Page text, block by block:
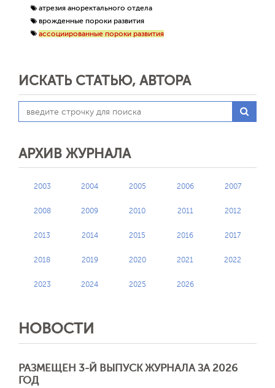
атрезия аноректального отдела
врожденные пороки развития
ассоциированные пороки развития
ИСКАТЬ СТАТЬЮ, АВТОРА
АРХИВ ЖУРНАЛА
2003 2004 2005 2006 2007
2008 2009 2010 2011 2012
2013 2014 2015 2016 2017
2018 2019 2020 2021 2022
2023 2024 2025 2026
НОВОСТИ
РАЗМЕЩЕН 3-Й ВЫПУСК ЖУРНАЛА ЗА 2026
ГОД